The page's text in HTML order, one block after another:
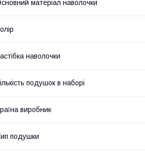
матеріал наволочки
наволочки
подушок в наборі
виробник
подушки